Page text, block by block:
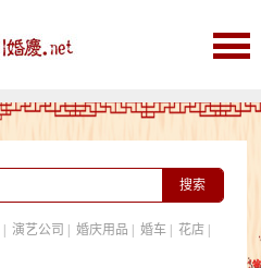
演艺公司 婚庆用品 婚车| 花店|